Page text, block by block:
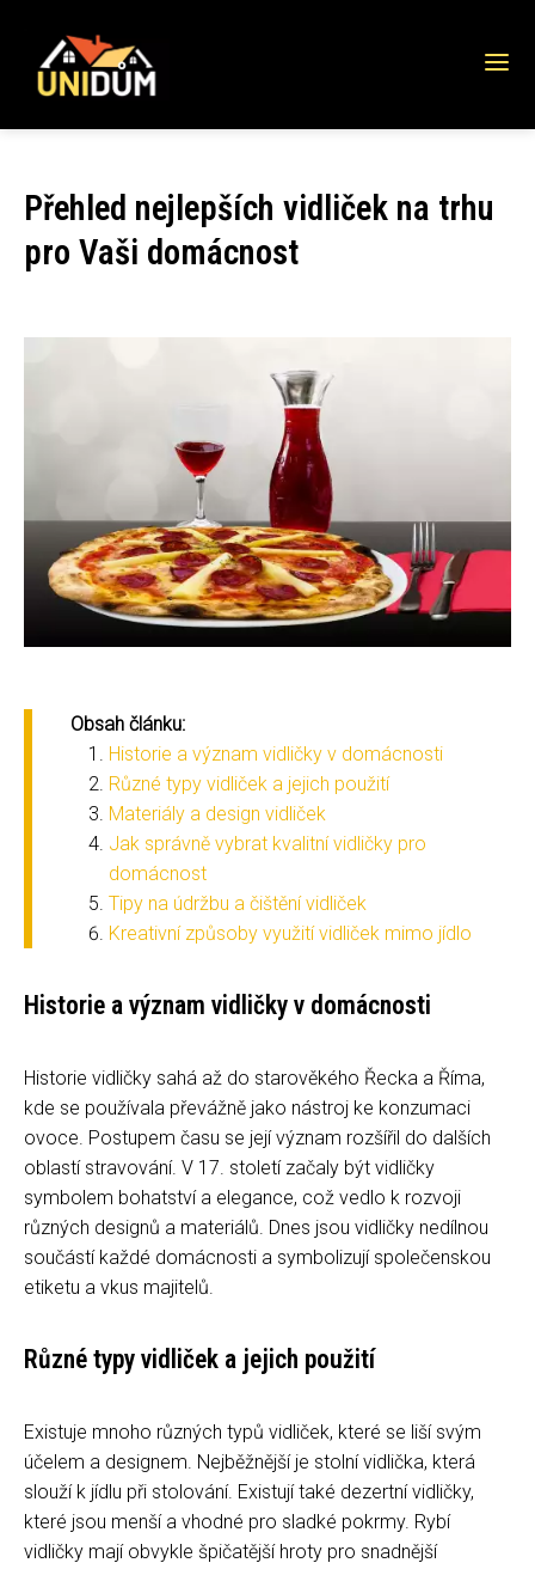
Přehled nejlepších vidliček na trhu
pro Vaši domácnost
Obsah článku:
Historie a význam vidličky v domácnosti
Různé typy vidliček a jejich použití
Materiály a design vidliček
Jak správně vybrat kvalitní vidličky pro
domácnost
Tipy na údržbu a čištění vidliček
Kreativní způsoby využití vidliček mimo jídlo
Historie a význam vidličky v domácnosti
Historie vidličky sahá až do starověkého Řecka a Říma,
kde se používala převážně jako nástroj ke konzumaci
ovoce. Postupem času se její význam rozšířil do dalších
oblastí stravování. V 17. století začaly být vidličky
symbolem bohatství a elegance, což vedlo k rozvoji
různých designů a materiálů. Dnes jsou vidličky nedílnou
součástí každé domácnosti a symbolizují společenskou
etiketu a vkus majitelů.
Různé typy vidliček a jejich použití
Existuje mnoho různých typů vidliček, které se liší svým
účelem a designem. Nejběžnější je stolní vidlička, která
slouží k jídlu při stolování. Existují také dezertní vidličky,
které jsou menší a vhodné pro sladké pokrmy. Rybí
vidličky mají obvykle špičatější hroty pro snadnější